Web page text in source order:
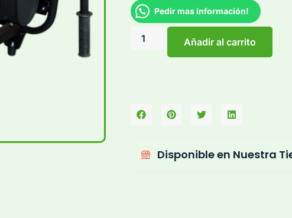
Pedir mas información!
Añadir al carrito
Disponible en Nuestra